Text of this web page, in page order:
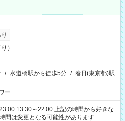
）
/ 水道橋駅から徒歩5分 / 春日(東京都)駅
ー
22:00 上記の時間から好きな
間は変更となる可能性があります